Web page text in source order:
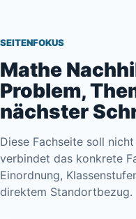
SEITENFOKUS
Mathe
Problem,
nächster
Diese Fachseite soll
verbindet das konkrete
Einordnung,
direktem Standortbezug.